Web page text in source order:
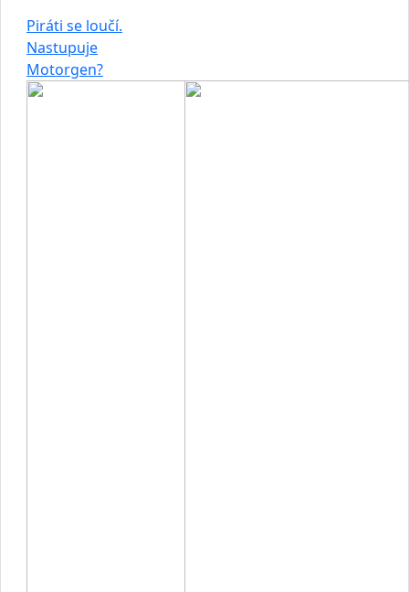
Piráti se loučí.
Nastupuje
Motorgen?